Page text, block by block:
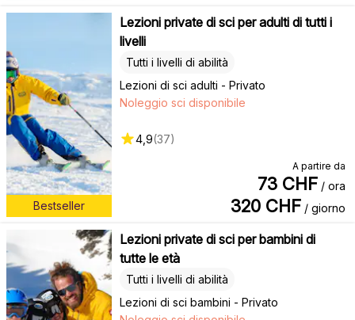
Bestseller
Lezioni private di sci per adulti di tutti i
livelli
Lezioni di sci adulti - Privato
Tutti i livelli di abilità
Noleggio sci disponibile
4,9(37)
A partire da
73 CHF / ora
320 CHF / giorno
Lezioni private di sci per bambini di
tutte le età
Lezioni di sci bambini - Privato
Tutti i livelli di abilità